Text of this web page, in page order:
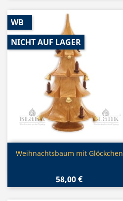
Vorschau
Weihnachtsbaum mit Glöckchen
58,00 €
WB
NICHT AUF LAGER